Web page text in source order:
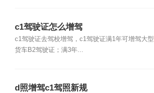
c1驾驶证怎么增驾
c1驾驶证去驾校增驾，c1驾驶证满1年可增驾大型
货车B2驾驶证；满3年...
d照增驾c1驾照新规